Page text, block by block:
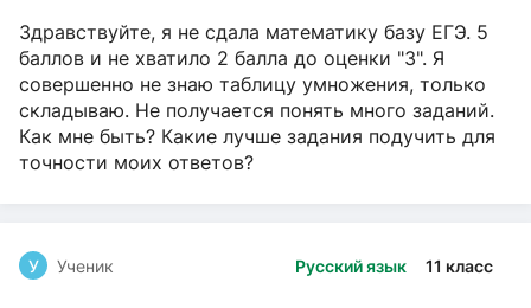
Здравствуйте, я не сдала математику базу ЕГЭ. 5
баллов и не хватило 2 балла до оценки "3". Я
совершенно не знаю таблицу умножения, только
складываю. Не получается понять много заданий.
Как мне быть? Какие лучше задания подучить для
точности моих ответов?
Русский язык 11 класс
У Ученик